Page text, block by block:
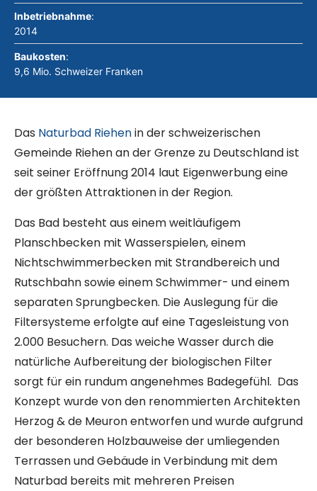
Inbetriebnahme:
2014
Baukosten:
9,6 Mio. Schweizer Franken
Das Naturbad Riehenin der schweizerischen
Gemeinde Riehen an der Grenze zu Deutschland ist
seit seiner Eröffnung 2014 laut Eigenwerbung eine
der größten Attraktionen in der Region.
Das Bad besteht aus einem weitläufigem
Planschbecken mit Wasserspielen, einem
Nichtschwimmerbecken mit Strandbereich und
Rutschbahn sowie einem Schwimmer- und einem
separaten Sprungbecken. Die Auslegung für die
Filtersysteme erfolgte auf eine Tagesleistung von
2.000 Besuchern. Das weiche Wasser durch die
natürliche Aufbereitung der biologischen Filter
sorgt für ein rundum angenehmes Badegefühl. Das
Konzept wurde von den renommierten Architekten
Herzog & de Meuron entworfen und wurde aufgrund
der besonderen Holzbauweise der umliegenden
Terrassen und Gebäude in Verbindung mit dem
Naturbad bereits mit mehreren Preisen